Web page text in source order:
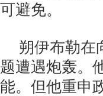
可避免。
朔伊布勒在
题遭遇炮轰。
能。但他重申